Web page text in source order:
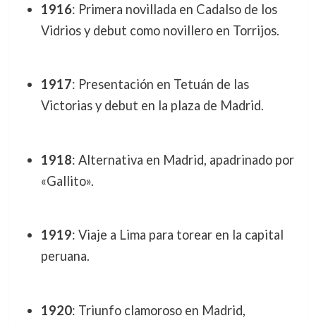
1916: Primera novillada en Cadalso de los
Vidrios y debut como novillero en Torrijos.
1917: Presentación en Tetuán de las
Victorias y debut en la plaza de Madrid.
1918: Alternativa en Madrid, apadrinado por
«Gallito».
1919: Viaje a Lima para torear en la capital
peruana.
1920: Triunfo clamoroso en Madrid,